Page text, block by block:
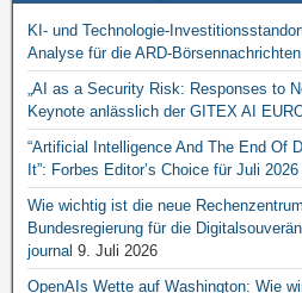
KI- und Technologie-
Analyse für die ARD-Börsennachrichten
„AI as a Security Risk: Responses to
Keynote anlässlich der GITEX AI
“Artificial Intelligence And The End Of
It”: Forbes Editor’s Choice für Juli 2026
Wie wichtig ist die neue
Bundesregierung für die
journal 9. Juli 2026
OpenAIs Wette auf Washington: Wie